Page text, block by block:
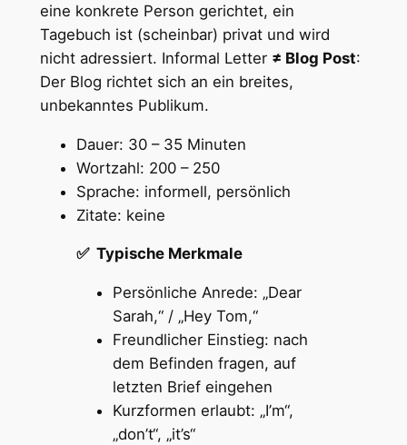
eine konkrete Person gerichtet, ein
Tagebuch ist (scheinbar) privat und wird
nicht adressiert. Informal Letter ≠ Blog Post:
Der Blog richtet sich an ein breites,
unbekanntes Publikum.
Dauer: 30 – 35 Minuten
Wortzahl: 200 – 250
Sprache: informell, persönlich
Zitate: keine
✅ Typische Merkmale
Persönliche Anrede: „Dear
Sarah,“ / „Hey Tom,“
Freundlicher Einstieg: nach
dem Befinden fragen, auf
letzten Brief eingehen
Kurzformen erlaubt: „I’m“,
„don’t“, „it’s“